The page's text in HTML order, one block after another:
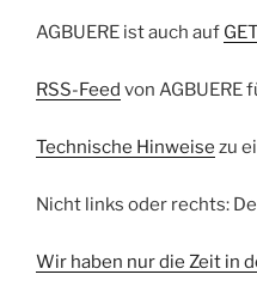
AGBUERE ist auch auf
RSS-Feed von AGBUERE
Technische Hinweise zu
Nicht links oder rechts:
Wir haben nur die Zeit in